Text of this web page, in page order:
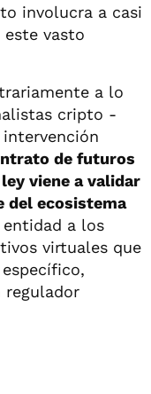
involucra a casi
vasto
a lo
cripto -
de futuros
viene a validar
del ecosistema
a los
virtuales que
regulador